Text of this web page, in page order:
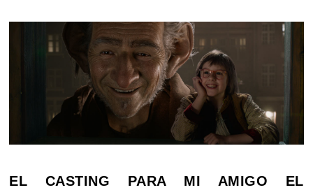
EL CASTING PARA MI AMIGO EL